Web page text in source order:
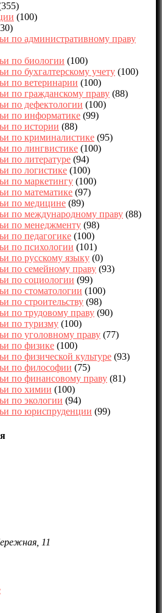
(100)
по административному праву
по биологии (100)
по бухгалтерскому учету (100)
по ветеринарии (100)
по гражданскому праву (88)
по дефектологии (100)
по информатике (99)
по истории (88)
по криминалистике (95)
по лингвистике (100)
по литературе (94)
по логистике (100)
по маркетингу (100)
по математике (97)
по медицине (89)
по международному праву (88)
по менеджменту (98)
по педагогике (100)
по психологии (101)
по русскому языку (0)
по семейному праву (93)
по социологии (99)
по стоматологии (100)
по строительству (98)
по трудовому праву (90)
по туризму (100)
по уголовному праву (77)
по физике (100)
по физической культуре (93)
по философии (75)
по финансовому праву (81)
по химии (100)
по экологии (94)
по юриспруденции (99)
11